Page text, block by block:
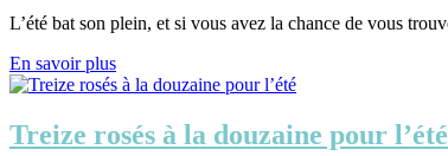
L’été bat son plein, et si vous avez la chance de vous
En savoir plus
Treize rosés à la douzaine pour l’été